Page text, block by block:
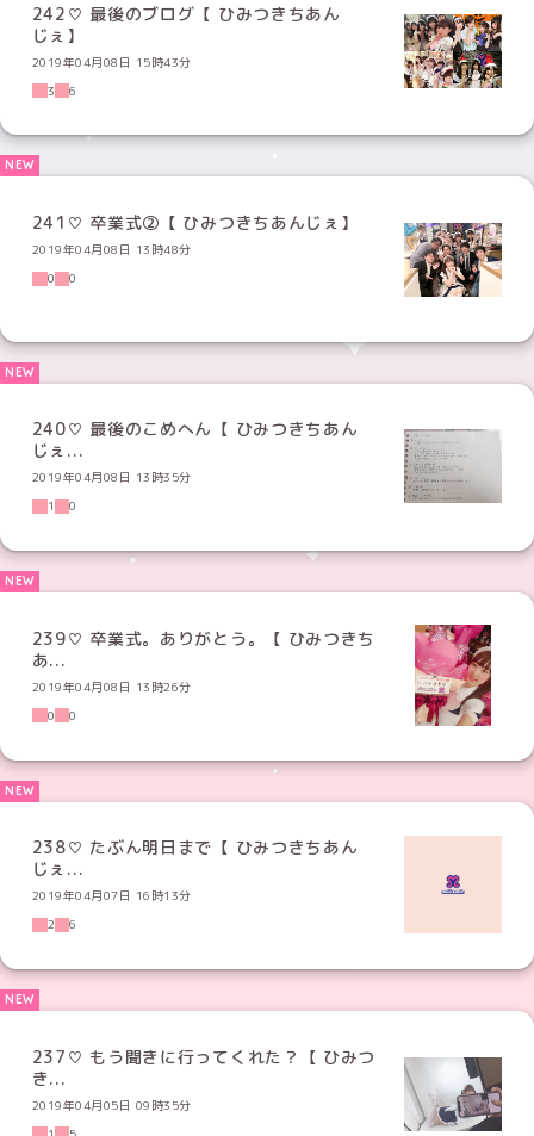
242♡ 最後のブログ【 ひみつきちあん
じぇ】
2019年04月08日 15時43分
3
6
241♡ 卒業式②【 ひみつきちあんじぇ】
2019年04月08日 13時48分
0
0
240♡ 最後のこめへん【 ひみつきちあん
じぇ...
2019年04月08日 13時35分
1
0
239♡ 卒業式。ありがとう。【 ひみつきち
あ...
2019年04月08日 13時26分
0
0
238♡ たぶん明日まで【 ひみつきちあん
じぇ...
2019年04月07日 16時13分
2
6
237♡ もう聞きに行ってくれた？【 ひみつ
き...
2019年04月05日 09時35分